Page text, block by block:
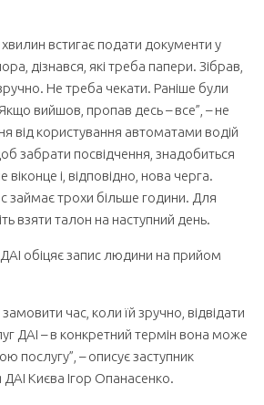
встигає подати документи у
дізнався, які треба папери. Зібрав,
Не треба чекати. Раніше були
вийшов, пропав десь – все”, – не
від користування автоматами водій
забрати посвідчення, знадобиться
віконце і, відповідно, нова черга.
займає трохи більше години. Для
взяти талон на наступний день.
обіцяє запис людини на прийом
час, коли їй зручно, відвідати
ДАІ – в конкретний термін вона може
послугу”, – описує заступник
ДАІ Києва Ігор Опанасенко.